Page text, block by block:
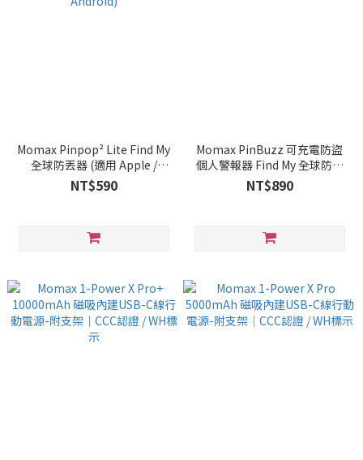
Momax Pinpop² Lite Find My
全球防丟器 (適用 Apple /
Android)
NT$590
Momax PinBuzz 可充電防盜
個人警報器 Find My 全球防丟
器
NT$890